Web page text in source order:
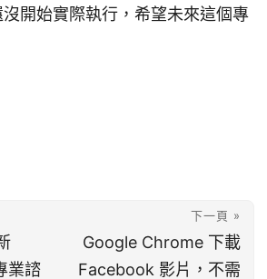
開始實際執行，希望未來這個專
業諮
下一頁 »
Google Chrome 下載
Facebook 影片，不需